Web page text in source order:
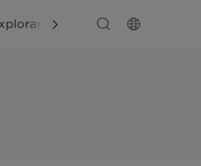
Apoio ao cliente